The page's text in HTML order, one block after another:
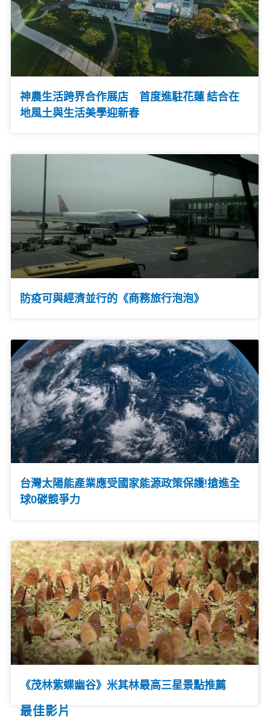
神農生活跨界合作展店 首度進駐花蓮 結合在
地風土與生活美學迎新春
防疫可與經濟並行的《商務旅行泡泡》
台灣太陽能產業應受國家能源政策保護!搶進全
球0碳競爭力
《茂林紫蝶幽谷》米其林最高三星景點推薦
最佳影片